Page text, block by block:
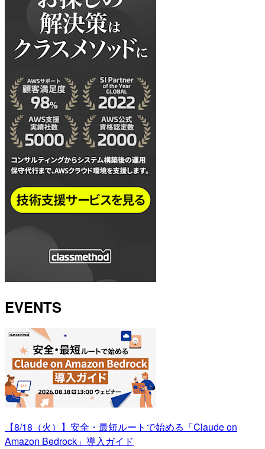
EVENTS
【8/18（火）】安全・最短ルートで始める「Claude on
Amazon Bedrock」導入ガイド